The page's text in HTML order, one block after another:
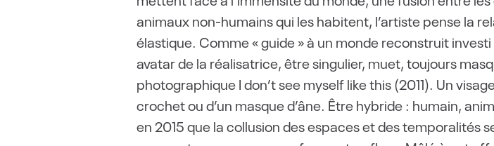
animaux non-humains qui les habitent, l’artiste pense la
élastique. Comme « guide » à un monde reconstruit
avatar de la réalisatrice, être singulier, muet, toujours
photographique I don’t see myself like this (2011). Un
crochet ou d’un masque d’âne. Être hybride : humain,
en 2015 que la collusion des espaces et des temporalités